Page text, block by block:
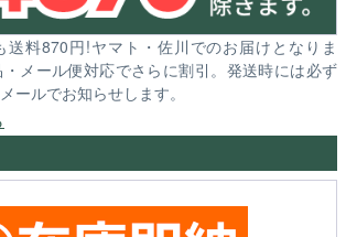
送料870円!ヤマト・佐川でのお届けとなりま
メール便対応でさらに割引。発送時には必ず
ールでお知らせします。